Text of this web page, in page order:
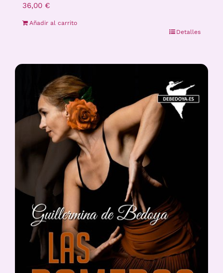
36,00 €
Añadir al carrito
Detalles